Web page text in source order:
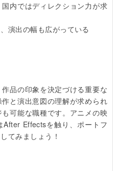
内ではディレクション力が求
演出の幅も広がっている
品の印象を決定づける重要な
と演出意図の理解が求められ
可能な職種です。アニメの映
Effectsを触り、ポートフ
てみましょう！